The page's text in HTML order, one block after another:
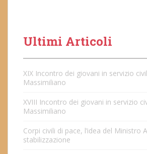
Ultimi Articoli
XIX Incontro dei giovani in servizio
Massimiliano
XVIII Incontro dei giovani in servizio
Massimiliano
Corpi civili di pace, l’idea del Ministro
stabilizzazione